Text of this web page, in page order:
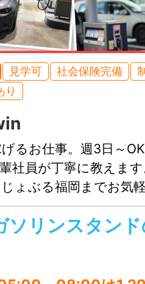
見学可 社会保険完備
り
るお仕事。週3日～
社員が丁寧に教えま
ょぶる福岡までお気